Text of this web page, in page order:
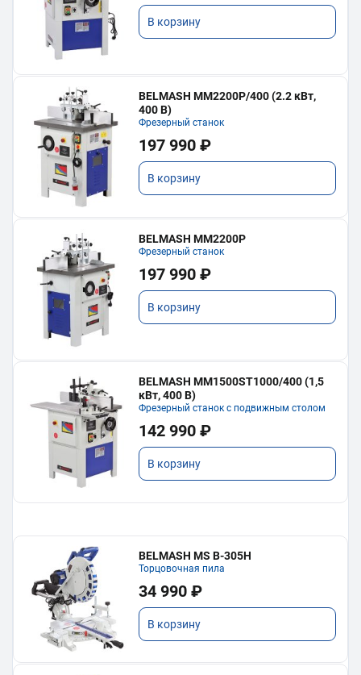
В корзину
BELMASH MM2200P/400 (2.2 кВт,
400 В)
Фрезерный станок
197 990 ₽
В корзину
BELMASH MM2200P
Фрезерный станок
197 990 ₽
В корзину
BELMASH MM1500ST1000/400 (1,5
кВт, 400 В)
Фрезерный станок с подвижным столом
142 990 ₽
В корзину
BELMASH MS B-305H
Торцовочная пила
34 990 ₽
В корзину